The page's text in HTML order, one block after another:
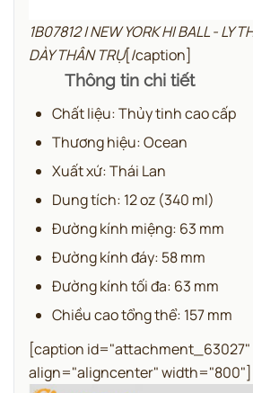
1B07812 | NEW YORK HI BALL - LY
DÀY THÂN TRỤ[/caption]
Thông tin chi tiết
Chất liệu: Thủy tinh cao cấp
Thương hiệu: Ocean
Xuất xứ: Thái Lan
Dung tích: 12 oz (340 ml)
Đường kính miệng: 63 mm
Đường kính đáy: 58 mm
Đường kính tối đa: 63 mm
Chiều cao tổng thể: 157 mm
[caption id="attachment_63027"
align="aligncenter" width="800"]